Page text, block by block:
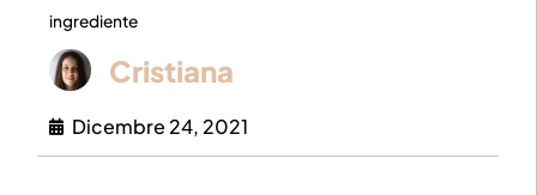
ingrediente
Cristiana
Dicembre 24, 2021